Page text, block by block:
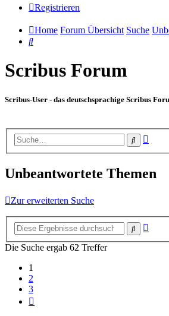
Registrieren
Home Forum Übersicht Suche
Suche
Scribus Forum
Scribus-User - das deutschsprachige Scribus
Suche
Unbeantwortete Themen
Zur erweiterten Suche
Suche
Die Suche ergab 62 Treffer
1
2
3